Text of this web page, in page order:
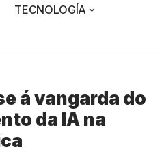
TECNOLOGÍA
á vangarda do
da IA na